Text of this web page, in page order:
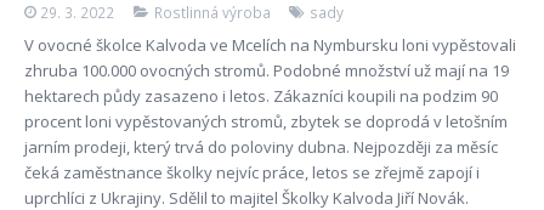
29. 3. 2022 Rostlinná výroba sady
V ovocné školce Kalvoda ve Mcelích na Nymbursku loni vypěstovali
zhruba 100.000 ovocných stromů. Podobné množství už mají na 19
hektarech půdy zasazeno i letos. Zákazníci koupili na podzim 90
procent loni vypěstovaných stromů, zbytek se doprodá v letošním
jarním prodeji, který trvá do poloviny dubna. Nejpozději za měsíc
čeká zaměstnance školky nejvíc práce, letos se zřejmě zapojí i
uprchlíci z Ukrajiny. Sdělil to majitel Školky Kalvoda Jiří Novák.